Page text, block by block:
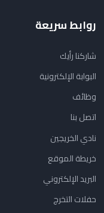
روابط سريعة
شاركنا رأيك
البوابة الإلكترونية
وظائف
اتصل بنا
نادي الخريجين
خريطة الموقع
البريد الإلكتروني
حفلات التخرج